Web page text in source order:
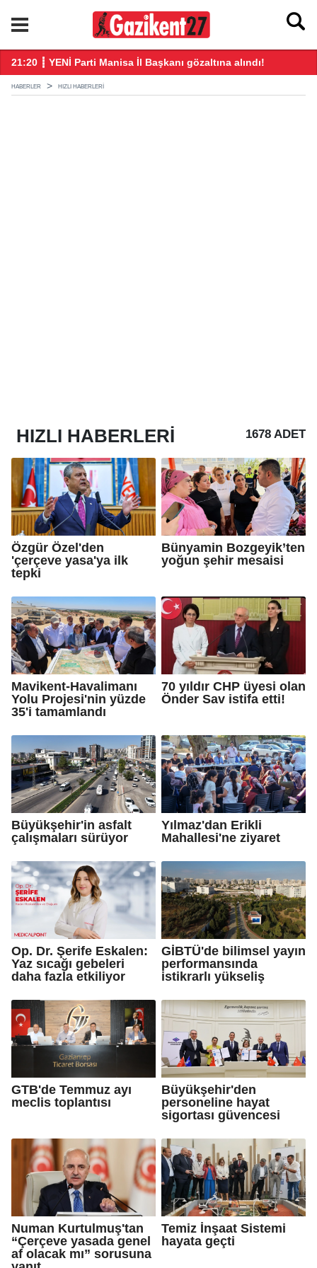
21:20 ┋ YENİ Parti Manisa İl Başkanı gözaltına alındı!
HABERLER HIZLI HABERLERI
HIZLI HABERLERI 1678 ADET
Özgür Özel'den
'çerçeve yasa'ya ilk
tepki
Bünyamin Bozgeyik’ten
yoğun şehir mesaisi
Mavikent-Havalimanı
Yolu Projesi'nin yüzde
35'i tamamlandı
70 yıldır CHP üyesi olan
Önder Sav istifa etti!
Büyükşehir'in asfalt
çalışmaları sürüyor
Yılmaz'dan Erikli
Mahallesi'ne ziyaret
Op. Dr. Şerife Eskalen:
Yaz sıcağı gebeleri
daha fazla etkiliyor
GİBTÜ'de bilimsel yayın
performansında
istikrarlı yükseliş
GTB'de Temmuz ayı
meclis toplantısı
Büyükşehir'den
personeline hayat
sigortası güvencesi
Numan Kurtulmuş'tan
“Çerçeve yasada genel
af olacak mı” sorusuna
Temiz İnşaat Sistemi
hayata geçti